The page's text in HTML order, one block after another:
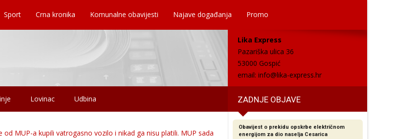
Sport Crna kronika Komunalne obavijesti Najave događanja Promo
Lika Express
Pazariška ulica 36
53000 Gospić
email: info@lika-express.hr
Lovinac Udbina ZADNJE OBJAVE
MUP-a kupili vatrogasno vozilo i nikad ga nisu platili. MUP sada
Obavijest o prekidu opskrbe električnom
energijom za dio naselja Cesarica